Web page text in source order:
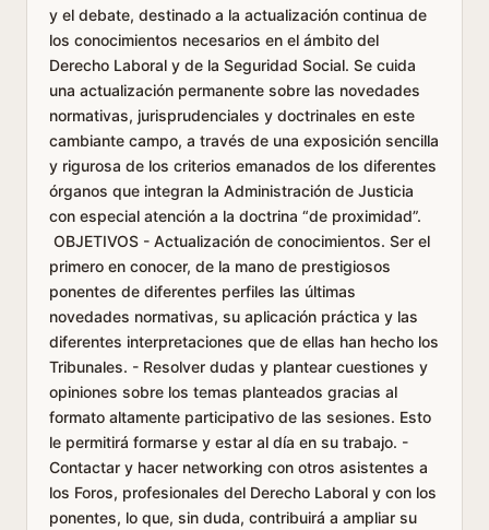
y el debate, destinado a la actualización continua de
los conocimientos necesarios en el ámbito del
Derecho Laboral y de la Seguridad Social. Se cuida
una actualización permanente sobre las novedades
normativas, jurisprudenciales y doctrinales en este
cambiante campo, a través de una exposición sencilla
y rigurosa de los criterios emanados de los diferentes
órganos que integran la Administración de Justicia
con especial atención a la doctrina “de proximidad”.
OBJETIVOS - Actualización de conocimientos. Ser el
primero en conocer, de la mano de prestigiosos
ponentes de diferentes perfiles las últimas
novedades normativas, su aplicación práctica y las
diferentes interpretaciones que de ellas han hecho los
Tribunales. - Resolver dudas y plantear cuestiones y
opiniones sobre los temas planteados gracias al
formato altamente participativo de las sesiones. Esto
le permitirá formarse y estar al día en su trabajo. -
Contactar y hacer networking con otros asistentes a
los Foros, profesionales del Derecho Laboral y con los
ponentes, lo que, sin duda, contribuirá a ampliar su